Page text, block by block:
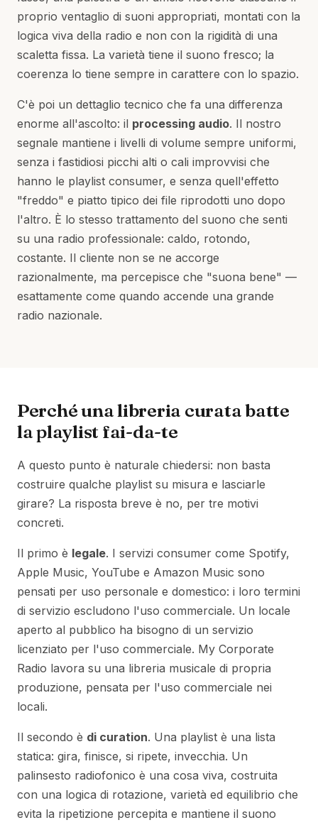
proprio ventaglio di suoni appropriati, montati con la
logica viva della radio e non con la rigidità di una
scaletta fissa. La varietà tiene il suono fresco; la
coerenza lo tiene sempre in carattere con lo spazio.
C'è poi un dettaglio tecnico che fa una differenza
enorme all'ascolto: il processing audio. Il nostro
segnale mantiene i livelli di volume sempre uniformi,
senza i fastidiosi picchi alti o cali improvvisi che
hanno le playlist consumer, e senza quell'effetto
"freddo" e piatto tipico dei file riprodotti uno dopo
l'altro. È lo stesso trattamento del suono che senti
su una radio professionale: caldo, rotondo,
costante. Il cliente non se ne accorge
razionalmente, ma percepisce che "suona bene" —
esattamente come quando accende una grande
radio nazionale.
Perché una libreria curata batte
la playlist fai-da-te
A questo punto è naturale chiedersi: non basta
costruire qualche playlist su misura e lasciarle
girare? La risposta breve è no, per tre motivi
concreti.
Il primo è legale. I servizi consumer come Spotify,
Apple Music, YouTube e Amazon Music sono
pensati per uso personale e domestico: i loro termini
di servizio escludono l'uso commerciale. Un locale
aperto al pubblico ha bisogno di un servizio
licenziato per l'uso commerciale. My Corporate
Radio lavora su una libreria musicale di propria
produzione, pensata per l'uso commerciale nei
locali.
Il secondo è di curation. Una playlist è una lista
statica: gira, finisce, si ripete, invecchia. Un
palinsesto radiofonico è una cosa viva, costruita
con una logica di rotazione, varietà ed equilibrio che
evita la ripetizione percepita e mantiene il suono